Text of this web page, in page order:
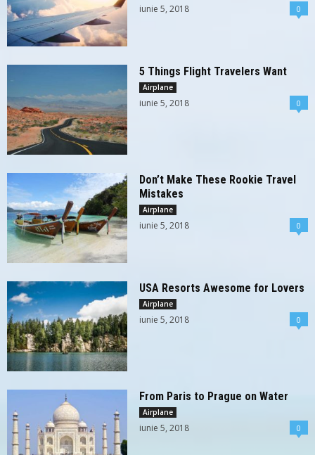
iunie 5, 2018 0
5 Things Flight Travelers Want
Airplane
iunie 5, 2018 0
Don’t Make These Rookie Travel
Mistakes
Airplane
iunie 5, 2018 0
USA Resorts Awesome for Lovers
Airplane
iunie 5, 2018 0
From Paris to Prague on Water
Airplane
iunie 5, 2018 0